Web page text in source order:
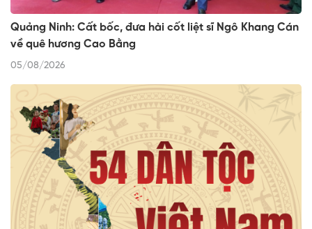
Quảng Ninh: Cất bốc, đưa hài cốt liệt sĩ Ngô Khang Cán
về quê hương Cao Bằng
05/08/2026